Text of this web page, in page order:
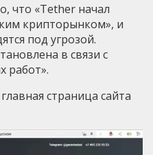
что «Tether начал
крипторынком», и
под угрозой.
в связи с
работ».
страница сайта